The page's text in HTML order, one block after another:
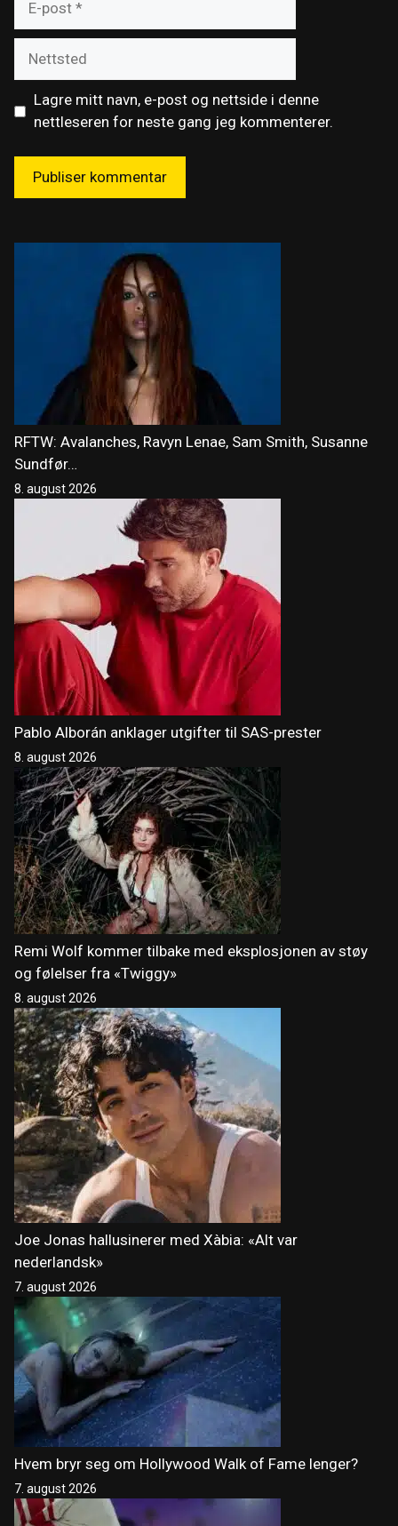
post
Lagre mitt navn, e-post og nettside i denne
nettleseren for neste gang jeg kommenterer.
RFTW: Avalanches, Ravyn Lenae, Sam Smith, Susanne
Sundfør…
8. august 2026
Pablo Alborán anklager utgifter til SAS-prester
8. august 2026
Remi Wolf kommer tilbake med eksplosjonen av støy
og følelser fra «Twiggy»
8. august 2026
Joe Jonas hallusinerer med Xàbia: «Alt var
nederlandsk»
7. august 2026
Hvem bryr seg om Hollywood Walk of Fame lenger?
7. august 2026